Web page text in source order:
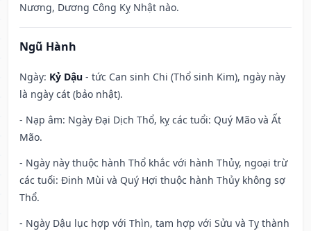
Nương, Dương Công Kỵ Nhật nào.
Ngũ Hành
Ngày: Kỷ Dậu - tức Can sinh Chi (Thổ sinh Kim), ngày này
là ngày cát (bảo nhật).
- Nạp âm: Ngày Đại Dịch Thổ, kỵ các tuổi: Quý Mão và Ất
Mão.
- Ngày này thuộc hành Thổ khắc với hành Thủy, ngoại trừ
các tuổi: Đinh Mùi và Quý Hợi thuộc hành Thủy không sợ
Thổ.
- Ngày Dậu lục hợp với Thìn, tam hợp với Sửu và Tỵ thành